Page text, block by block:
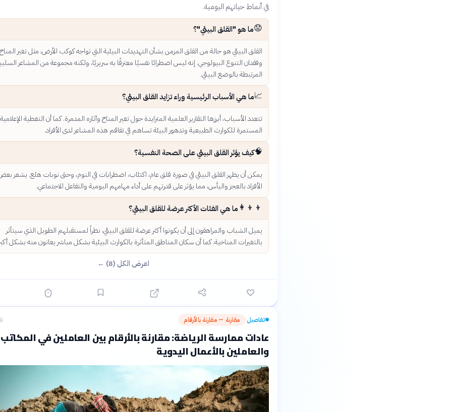
في أنماط حياتهم اليومية.
😟ما هو "القلق البيئي"؟
القلق البيئي هو حالة من القلق المزمن بشأن التهديدات البيئية التي تواجه كوكب الأرض، مثل تغير المناخ
وفقدان التنوع البيولوجي. إنه ليس اضطرابًا نفسيًا معترفًا به سريريًا، ولكنه مجموعة من المشاعر
المرتبطة بالوضع البيئي.
📈ما هي الأسباب الرئيسية وراء تزايد القلق البيئي؟
تتعدد الأسباب، أبرزها التقارير العلمية المتزايدة حول تغير المناخ وآثاره المدمرة. كما أن التغطية الإعلامية
المستمرة للكوارث الطبيعية وتدهور البيئة تساهم في تفاقم هذه المشاعر لدى الأفراد.
🧠كيف يؤثر القلق البيئي على الصحة النفسية؟
يمكن أن يظهر القلق البيئي في صورة قلق عام، اكتئاب، اضطرابات في النوم، وحتى نوبات هلع. يشعر
الأفراد بالعجز واليأس، مما يؤثر على قدرتهم على أداء مهامهم اليومية والتفاعل الاجتماعي.
👩‍👦‍👦 ما هي الفئات الأكثر عرضة للقلق البيئي؟
يميل الشباب والمراهقون إلى أن يكونوا أكثر عرضة للقلق البيئي، نظراً لمستقبلهم الطويل الذي سيتأثر
بالتغيرات المناخية. كما أن سكان المناطق المتأثرة بالكوارث البيئية بشكل مباشر يعانون منه بشكل
اعرض الكل (8) ←
تفاصيل› مقارنة — مقارنة بالأرقام
عادات ممارسة الرياضة: مقارنة بالأرقام بين العاملين في المكاتب
والعاملين بالأعمال اليدوية